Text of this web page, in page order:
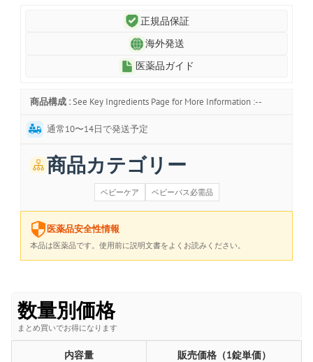
正規品保証
海外発送
医薬品ガイド
商品構成 : See Key Ingredients Page for More Information :--
通常10〜14日で発送予定
商品カテゴリー
ベビーケア ベビーバス必需品
医薬品安全性情報
本品は医薬品です。使用前に説明文書をよくお読みください。
数量別価格
まとめ買いでお得になります
内容量 販売価格（1錠単価）